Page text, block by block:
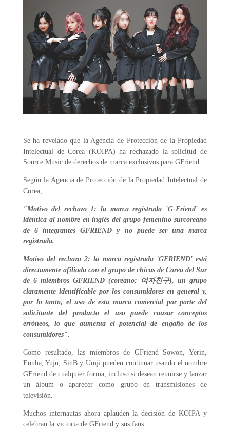
Se ha revelado que la Agencia de Protección de la Propiedad
Intelectual de Corea (KOIPA) ha rechazado la solicitud de
Source Music de derechos de marca exclusivos para GFriend.
Según la Agencia de Protección de la Propiedad Intelectual de
Corea,
"Motivo del rechazo 1: la marca registrada 'G-Friend' es
idéntica al nombre en inglés del grupo femenino surcoreano
de 6 integrantes GFRIEND y no puede ser una marca
registrada.
Motivo del rechazo 2: la marca registrada 'GFRIEND' está
directamente afiliada con el grupo de chicas de Corea del Sur
de 6 miembros GFRIEND (coreano: 여자친구), un grupo
claramente identificable por los consumidores en general y,
por lo tanto, el uso de esta marca comercial por parte del
solicitante del producto el uso puede causar conceptos
erróneos, lo que aumenta el potencial de engaño de los
consumidores".
Como resultado, las miembros de GFriend Sowon, Yerin,
Eunha, Yuju, SinB y Umji pueden continuar usando el nombre
GFriend de cualquier forma, incluso si desean reunirse y lanzar
un álbum o aparecer como grupo en transmisiones de
televisión.
Muchos internautas ahora aplauden la decisión de KOIPA y
celebran la victoria de GFriend y sus fans.